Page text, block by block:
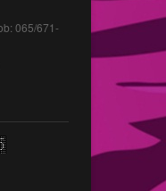
065/671-